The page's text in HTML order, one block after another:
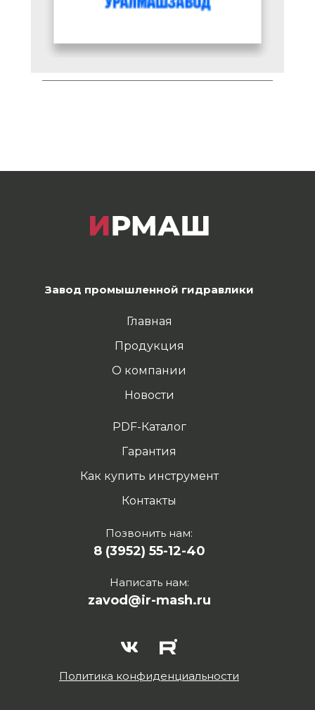
Завод промышленной гидравлики
Главная
Продукция
О компании
Новости
PDF-Каталог
Гарантия
Как купить инструмент
Контакты
Позвонить нам:
8 (3952) 55-12-40
Написать нам:
zavod@ir-mash.ru
Политика конфиденциальности